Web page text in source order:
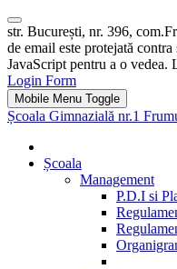
str. București, nr. 396,
de email este protejată
JavaScript pentru a o vedea.
Login Form
Mobile Menu Toggle
Școala Gimnazială nr.1
Școala
Management
P.D.I si